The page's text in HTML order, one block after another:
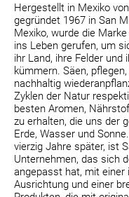
Hergestellt in Mexiko
gegründet 1967 in San
Mexiko, wurde die
ins Leben gerufen, um
ihr Land, ihre Felder und
kümmern. Säen,
nachhaltig
Zyklen der Natur
besten Aromen,
zu erhalten, die uns der
Erde, Wasser und
vierzig Jahre später, ist
Unternehmen, das sich
angepasst hat, mit einer
Ausrichtung und einer